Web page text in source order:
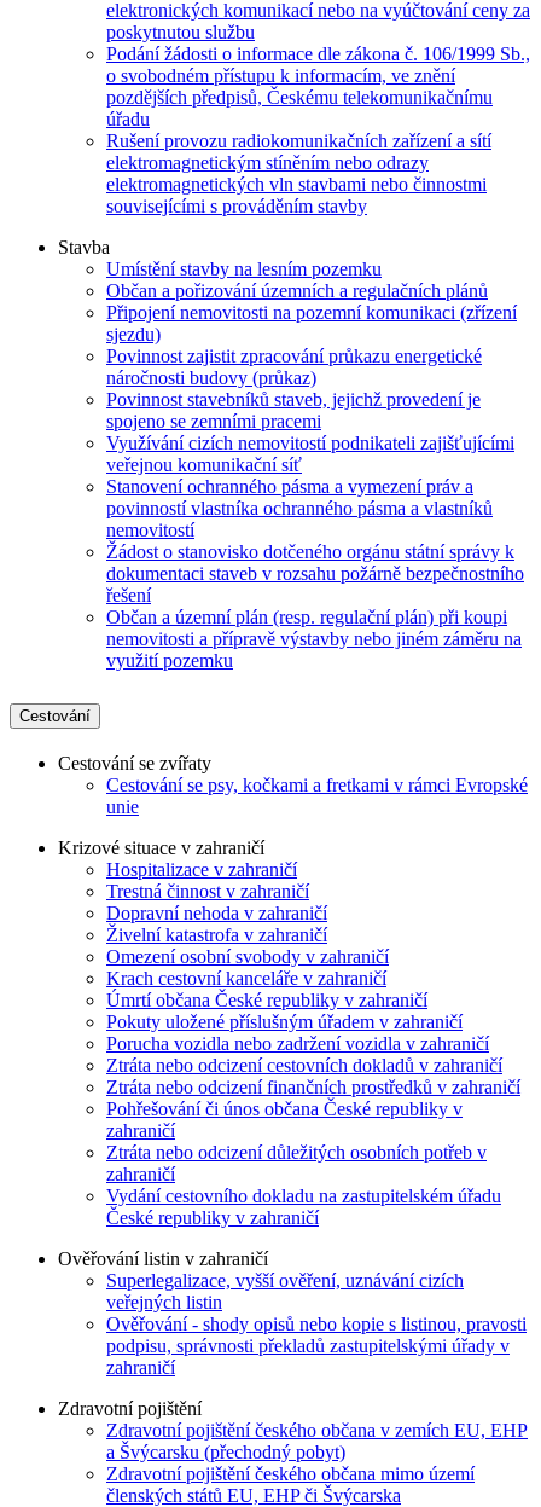
elektronických komunikací nebo na vyúčtování ceny za
poskytnutou službu
Podání žádosti o informace dle zákona č. 106/1999 Sb.,
o svobodném přístupu k informacím, ve znění
pozdějších předpisů, Českému telekomunikačnímu
úřadu
Rušení provozu radiokomunikačních zařízení a sítí
elektromagnetickým stíněním nebo odrazy
elektromagnetických vln stavbami nebo činnostmi
souvisejícími s prováděním stavby
Stavba
Umístění stavby na lesním pozemku
Občan a pořizování územních a regulačních plánů
Připojení nemovitosti na pozemní komunikaci (zřízení
sjezdu)
Povinnost zajistit zpracování průkazu energetické
náročnosti budovy (průkaz)
Povinnost stavebníků staveb, jejichž provedení je
spojeno se zemními pracemi
Využívání cizích nemovitostí podnikateli zajišťujícími
veřejnou komunikační síť
Stanovení ochranného pásma a vymezení práv a
povinností vlastníka ochranného pásma a vlastníků
nemovitostí
Žádost o stanovisko dotčeného orgánu státní správy k
dokumentaci staveb v rozsahu požárně bezpečnostního
řešení
Občan a územní plán (resp. regulační plán) při koupi
nemovitosti a přípravě výstavby nebo jiném záměru na
využití pozemku
Cestování
Cestování se zvířaty
Cestování se psy, kočkami a fretkami v rámci Evropské
unie
Krizové situace v zahraničí
Hospitalizace v zahraničí
Trestná činnost v zahraničí
Dopravní nehoda v zahraničí
Živelní katastrofa v zahraničí
Omezení osobní svobody v zahraničí
Krach cestovní kanceláře v zahraničí
Úmrtí občana České republiky v zahraničí
Pokuty uložené příslušným úřadem v zahraničí
Porucha vozidla nebo zadržení vozidla v zahraničí
Ztráta nebo odcizení cestovních dokladů v zahraničí
Ztráta nebo odcizení finančních prostředků v zahraničí
Pohřešování či únos občana České republiky v
zahraničí
Ztráta nebo odcizení důležitých osobních potřeb v
zahraničí
Vydání cestovního dokladu na zastupitelském úřadu
České republiky v zahraničí
Ověřování listin v zahraničí
Superlegalizace, vyšší ověření, uznávání cizích
veřejných listin
Ověřování - shody opisů nebo kopie s listinou, pravosti
podpisu, správnosti překladů zastupitelskými úřady v
zahraničí
Zdravotní pojištění
Zdravotní pojištění českého občana v zemích EU, EHP
a Švýcarsku (přechodný pobyt)
Zdravotní pojištění českého občana mimo území
členských států EU, EHP či Švýcarska